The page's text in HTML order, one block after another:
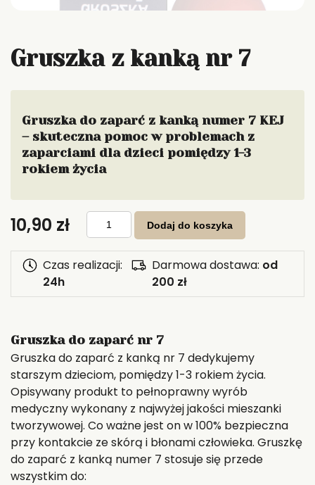
Gruszka z kanką nr 7
Gruszka do zaparć z kanką numer 7 KEJ
– skuteczna pomoc w problemach z
zaparciami dla dzieci pomiędzy 1-3
rokiem życia
10,90 zł ilość
Gruszka
kanką
nr
Dodaj do koszyka
Czas realizacji:
24h
Darmowa dostawa: od
200 zł
Gruszka do zaparć nr 7
Gruszka do zaparć z kanką nr 7 dedykujemy
starszym dzieciom, pomiędzy 1-3 rokiem życia.
Opisywany produkt to pełnoprawny wyrób
medyczny wykonany z najwyżej jakości mieszanki
tworzywowej. Co ważne jest on w 100% bezpieczna
przy kontakcie ze skórą i błonami człowieka. Gruszkę
do zaparć z kanką numer 7 stosuje się przede
wszystkim do: